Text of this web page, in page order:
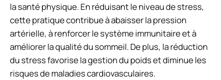
la santé physique. En réduisant le niveau de stress,
cette pratique contribue à abaisser la pression
artérielle, à renforcer le système immunitaire et à
améliorer la qualité du sommeil. De plus, la réduction
du stress favorise la gestion du poids et diminue les
risques de maladies cardiovasculaires.